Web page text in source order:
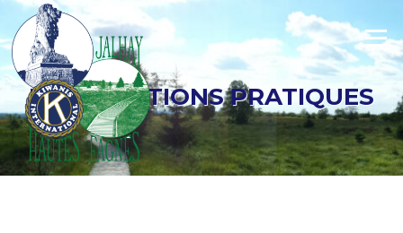
Menu
INFORMATIONS PRATIQUES